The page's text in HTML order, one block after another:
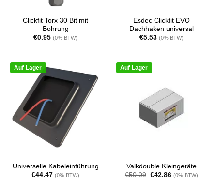
Clickfit Torx 30 Bit mit
Bohrung
€0.95 (0% BTW)
Esdec Clickfit EVO
Dachhaken universal
€5.53 (0% BTW)
Auf Lager
Universelle Kabeleinführung
€44.47 (0% BTW)
Auf Lager
Valkdouble Kleingeräte
€50.09 Ursprünglicher
€42.86Aktueller
(0% BTW)